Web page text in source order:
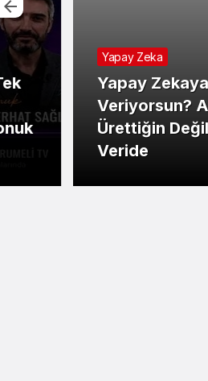
Yapay Zeka
Yapay Zekaya Hangi
Veriyorsun? Asıl Risk
Ürettiğin Değil, Verdiğin